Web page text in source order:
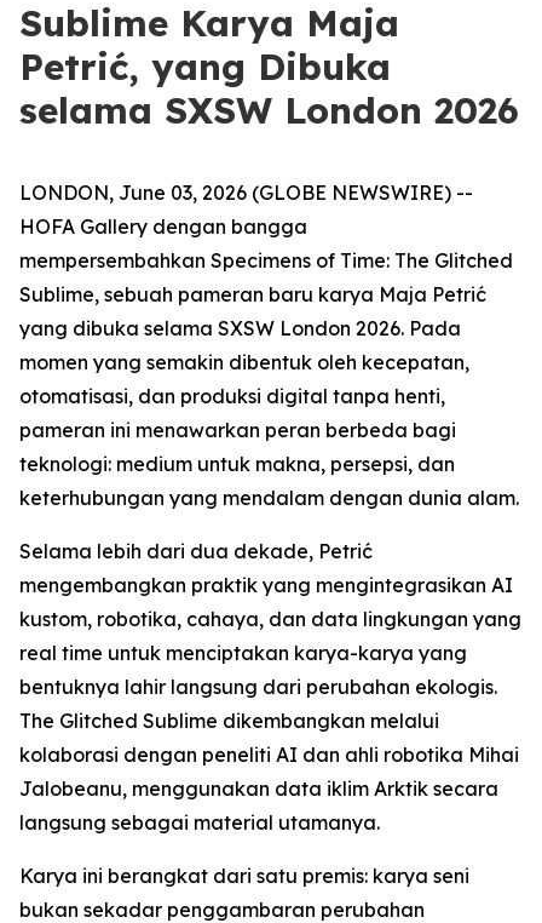
Sublime Karya Maja
Petrić, yang Dibuka
selama SXSW London 2026
LONDON, June 03, 2026 (GLOBE NEWSWIRE) --
HOFA Gallery dengan bangga
mempersembahkan Specimens of Time: The Glitched
Sublime, sebuah pameran baru karya Maja Petrić
yang dibuka selama SXSW London 2026. Pada
momen yang semakin dibentuk oleh kecepatan,
otomatisasi, dan produksi digital tanpa henti,
pameran ini menawarkan peran berbeda bagi
teknologi: medium untuk makna, persepsi, dan
keterhubungan yang mendalam dengan dunia alam.
Selama lebih dari dua dekade, Petrić
mengembangkan praktik yang mengintegrasikan AI
kustom, robotika, cahaya, dan data lingkungan yang
real time untuk menciptakan karya-karya yang
bentuknya lahir langsung dari perubahan ekologis.
The Glitched Sublime dikembangkan melalui
kolaborasi dengan peneliti AI dan ahli robotika Mihai
Jalobeanu, menggunakan data iklim Arktik secara
langsung sebagai material utamanya.
Karya ini berangkat dari satu premis: karya seni
bukan sekadar penggambaran perubahan